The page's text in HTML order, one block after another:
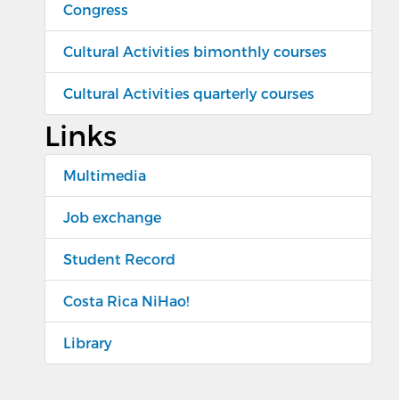
Congress
Cultural Activities bimonthly courses
Cultural Activities quarterly courses
Links
Multimedia
Job exchange
Student Record
Costa Rica NiHao!
Library